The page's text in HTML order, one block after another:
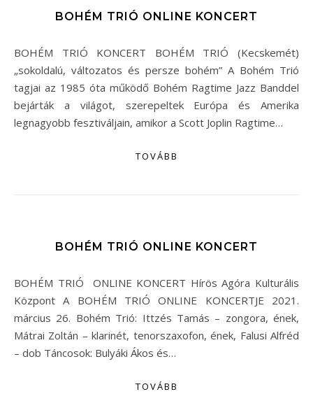
BOHÉM TRIÓ ONLINE KONCERT
BOHÉM TRIÓ KONCERT BOHÉM TRIÓ (Kecskemét)
„sokoldalú, változatos és persze bohém” A Bohém Trió
tagjai az 1985 óta működő Bohém Ragtime Jazz Banddel
bejárták a világot, szerepeltek Európa és Amerika
legnagyobb fesztiváljain, amikor a Scott Joplin Ragtime…
TOVÁBB
BOHÉM TRIÓ ONLINE KONCERT
BOHÉM TRIÓ ONLINE KONCERT Hírös Agóra Kulturális
Központ A BOHÉM TRIÓ ONLINE KONCERTJE 2021.
március 26. Bohém Trió: Ittzés Tamás – zongora, ének,
Mátrai Zoltán – klarinét, tenorszaxofon, ének, Falusi Alfréd
– dob Táncosok: Bulyáki Ákos és…
TOVÁBB